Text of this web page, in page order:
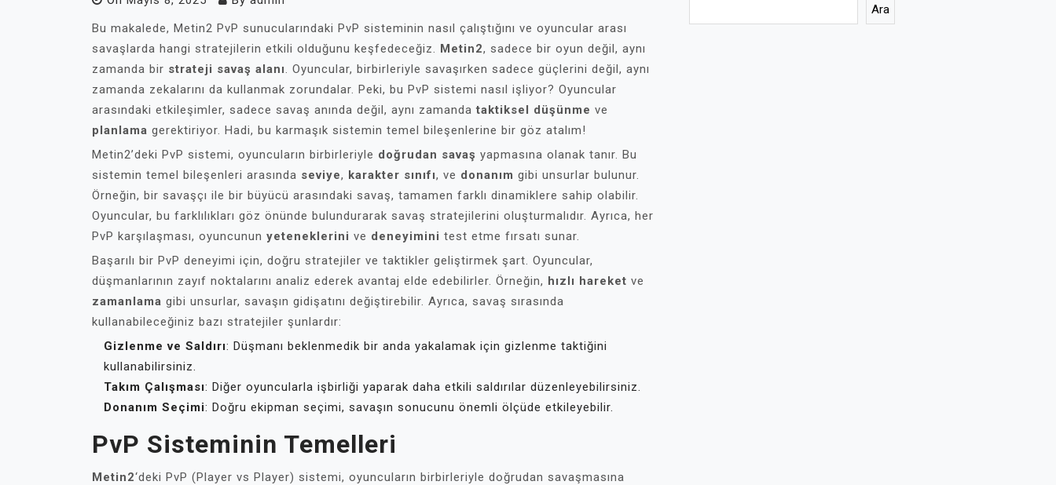
Bu makalede, Metin2 PvP sunucularındaki PvP sisteminin nasıl çalıştığını ve oyuncular arası
savaşlarda hangi stratejilerin etkili olduğunu keşfedeceğiz. Metin2, sadece bir oyun değil, aynı
zamanda bir strateji savaş alanı. Oyuncular, birbirleriyle savaşırken sadece güçlerini değil, aynı
zamanda zekalarını da kullanmak zorundalar. Peki, bu PvP sistemi nasıl işliyor? Oyuncular
arasındaki etkileşimler, sadece savaş anında değil, aynı zamandataktiksel düşünme ve
planlama gerektiriyor. Hadi, bu karmaşık sistemin temel bileşenlerine bir göz atalım!
Metin2’deki PvP sistemi, oyuncuların birbirleriyle doğrudan savaş yapmasına olanak tanır. Bu
sistemin temel bileşenleri arasında seviye, karakter sınıfı, ve donanım gibi unsurlar bulunur.
Örneğin, bir savaşçı ile bir büyücü arasındaki savaş, tamamen farklı dinamiklere sahip olabilir.
Oyuncular, bu farklılıkları göz önünde bulundurarak savaş stratejilerini oluşturmalıdır. Ayrıca, her
PvP karşılaşması, oyuncunun yeteneklerini ve deneyimini test etme fırsatı sunar.
Başarılı bir PvP deneyimi için, doğru stratejiler ve taktikler geliştirmek şart. Oyuncular,
düşmanlarının zayıf noktalarını analiz ederek avantaj elde edebilirler. Örneğin, hızlı hareket ve
zamanlama gibi unsurlar, savaşın gidişatını değiştirebilir. Ayrıca, savaş sırasında
kullanabileceğiniz bazı stratejiler şunlardır:
Gizlenme ve Saldırı: Düşmanı beklenmedik bir anda yakalamak için gizlenme taktiğini
kullanabilirsiniz.
Takım Çalışması: Diğer oyuncularla işbirliği yaparak daha etkili saldırılar düzenleyebilirsiniz.
Donanım Seçimi: Doğru ekipman seçimi, savaşın sonucunu önemli ölçüde etkileyebilir.
PvP Sisteminin Temelleri
Metin2‘deki PvP (Player vs Player) sistemi, oyuncuların birbirleriyle doğrudan savaşmasına
Ara